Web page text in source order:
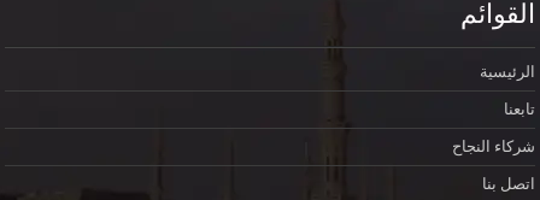
القوائم
الرئيسية
تابعنا
شركاء النجاح
اتصل بنا